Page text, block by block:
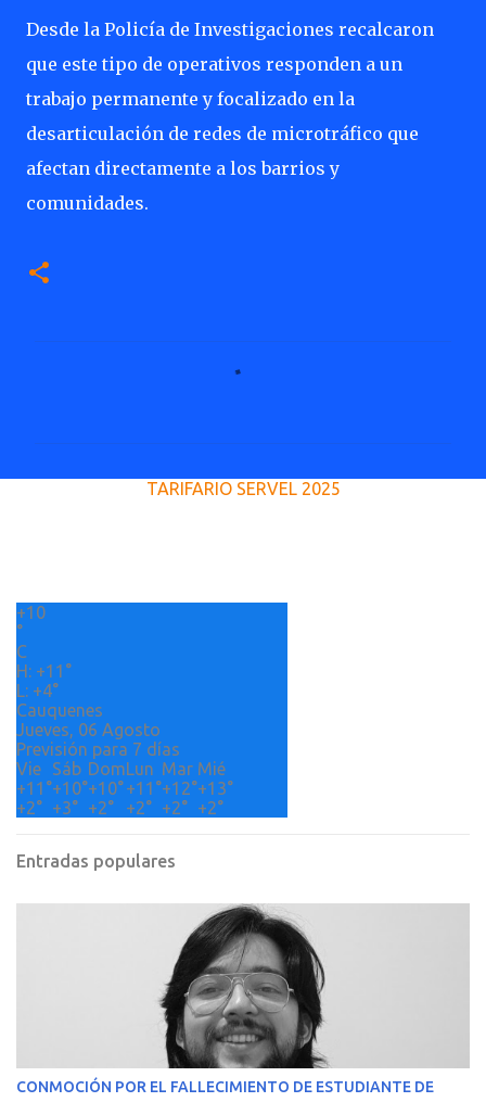
Desde la Policía de Investigaciones recalcaron
que este tipo de operativos responden a un
trabajo permanente y focalizado en la
desarticulación de redes de microtráfico que
afectan directamente a los barrios y
comunidades.
i
s
TARIFARIO SERVEL 2025
+10
°
C
H: +11°
L: +4°
Cauquenes
Jueves, 06 Agosto
Previsión para 7 días
Vie
Sáb DomLun Mar Mié
+11°+10°+10°+11°+12°+13°
+2° +3° +2° +2° +2° +2°
Entradas populares
CONMOCIÓN POR EL FALLECIMIENTO DE ESTUDIANTE DE